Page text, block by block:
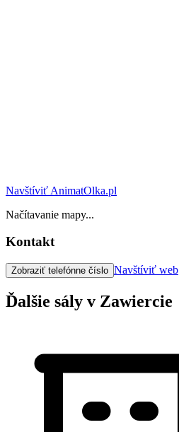
Navštíviť AnimatOlka.pl
Načítavanie mapy...
Kontakt
Zobraziť telefónne číslo Navštíviť web
Ďalšie sály v Zawiercie